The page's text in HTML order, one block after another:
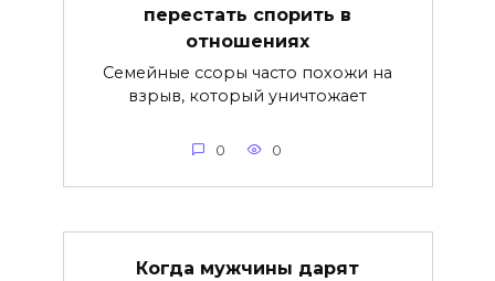
перестать спорить в
отношениях
Семейные ссоры часто похожи на
взрыв, который уничтожает
0 0
Когда мужчины дарят